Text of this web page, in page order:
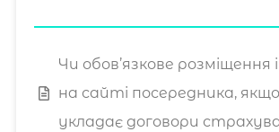
Чи обов’язкове розміщення
на сайті посередника, якщо
укладає договори